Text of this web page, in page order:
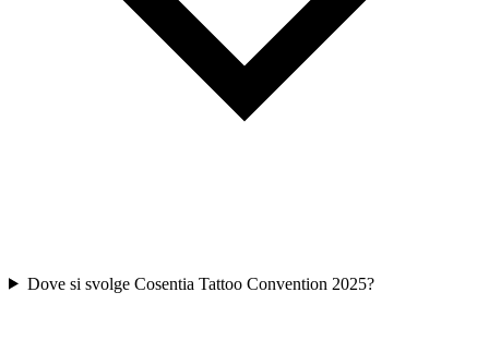
Dove si svolge Cosentia Tattoo Convention 2025?